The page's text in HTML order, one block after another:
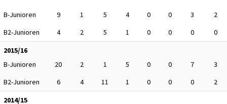
B-Junioren
9 1 5 4 0 0 3
2
B2-Junioren
4 2 5 1 0 0 0
0
2015/16
B-Junioren
20 2 1 5 0 0 7
3
B2-Junioren
6 4 11 1 0 0 0
2
2014/15